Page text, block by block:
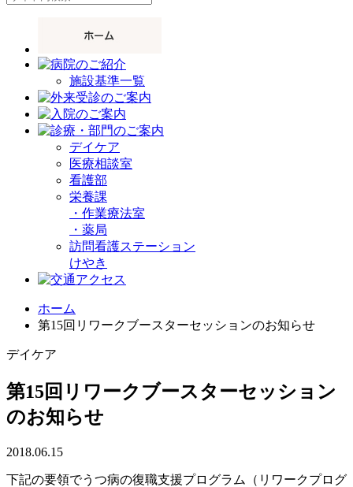
施設基準一覧
デイケア
医療相談室
看護部
栄養課
・ 作業療法室
・ 薬局
訪問看護ステーション
けやき
ホーム
第15回リワークブースターセッションのお知らせ
デイケア
第15回リワークブースターセッション
のお知らせ
2018.06.15
下記の要領でうつ病の復職支援プログラム（リワークプログ